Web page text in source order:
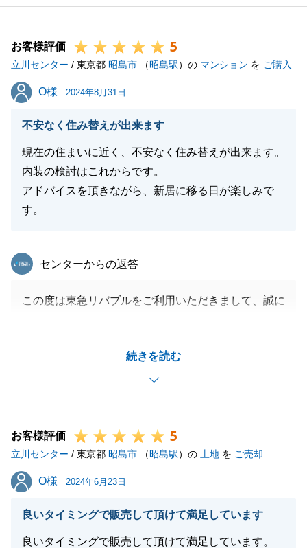
お忙しいところ何度もお打ち合わせにお時間をいただ
しております。
そのお陰もあり、早急にご成約に結びつけることがで
きました。
お困りのことがございましたら、お気軽にご連絡いた
だければと存じます。
お客様評価 5
立川センター / 東京都 昭島市 （昭島駅）の マンション を ご購入
O様
O様 2024年8月31日
不安なく住み替えが出来ます
現在の住まいに近く、不安なく住み替えが出来ます。
内装の検討はこれからです。
アドバイスを頂きながら、新居に移る日が楽しみで
す。
続きを読む
東急リバブル
センターからの返答
この度は東急リバブルをご利用いただきまして、誠に
無事にお引渡しが出来て本当によかったです。
新居のリフォームにつきましても、責任もって対応し
て参ります。_
心掛け、営業活動を進めていきたいと思います。
何かお困りのこと等がございましたら、いつでもお気
軽にお声掛けください。
お客様評価 5
立川センター / 東京都 昭島市 （昭島駅）の 土地 を ご売却
O様
O様 2024年6月23日
良いタイミングで販売して頂けて満足しています
良いタイミングで販売して頂けて満足しています。